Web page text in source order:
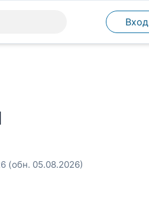
Вход
(обн. 05.08.2026)